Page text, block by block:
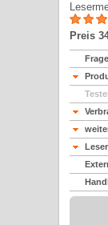
Preis